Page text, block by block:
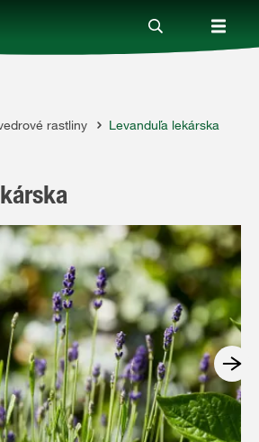
rastliny Levanduľa lekárska